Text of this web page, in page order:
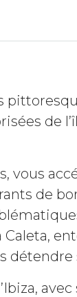
de
vous
de
Caleta,
détendre